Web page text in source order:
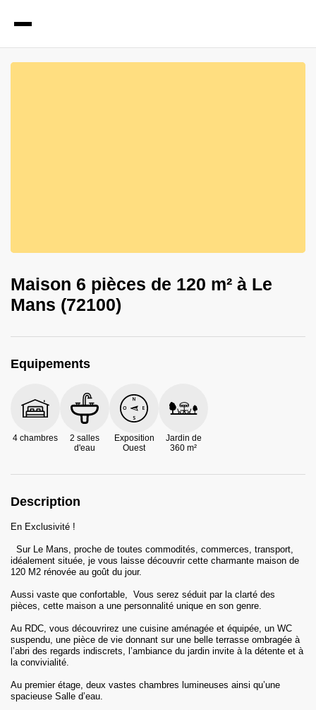
Maison 6 pièces de 120 m² à Le
Mans (72100)
Equipements
4 chambres
2 salles
d'eau
Exposition
Ouest
Jardin de
360 m²
Description
En Exclusivité !
Sur Le Mans, proche de toutes commodités, commerces, transport,
idéalement située, je vous laisse découvrir cette charmante maison de
120 M2 rénovée au goût du jour.
Aussi vaste que confortable, Vous serez séduit par la clarté des
pièces, cette maison a une personnalité unique en son genre.
Au RDC, vous découvrirez une cuisine aménagée et équipée, un WC
suspendu, une pièce de vie donnant sur une belle terrasse ombragée à
l’abri des regards indiscrets, l’ambiance du jardin invite à la détente et à
la convivialité.
Au premier étage, deux vastes chambres lumineuses ainsi qu’une
spacieuse Salle d’eau.